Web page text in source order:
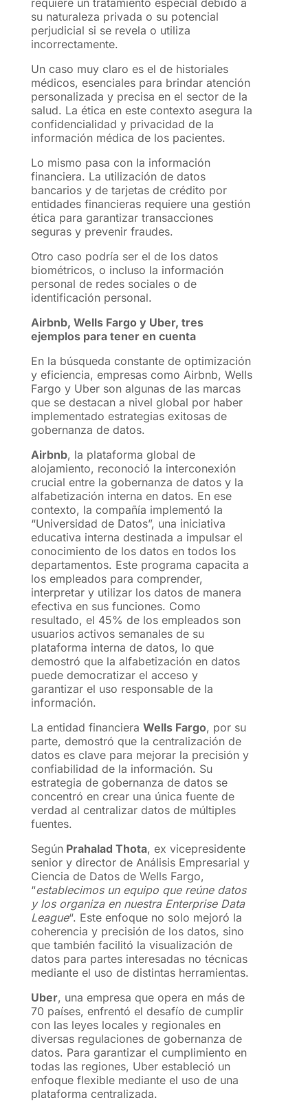
requiere un tratamiento especial debido a
su naturaleza privada o su potencial
perjudicial si se revela o utiliza
incorrectamente.
Un caso muy claro es el de historiales
médicos, esenciales para brindar atención
personalizada y precisa en el sector de la
salud. La ética en este contexto asegura la
confidencialidad y privacidad de la
información médica de los pacientes.
Lo mismo pasa con la información
financiera. La utilización de datos
bancarios y de tarjetas de crédito por
entidades financieras requiere una gestión
ética para garantizar transacciones
seguras y prevenir fraudes.
Otro caso podría ser el de los datos
biométricos, o incluso la información
personal de redes sociales o de
identificación personal.
Airbnb, Wells Fargo y Uber, tres
ejemplos para tener en cuenta
En la búsqueda constante de optimización
y eficiencia, empresas como Airbnb, Wells
Fargo y Uber son algunas de las marcas
que se destacan a nivel global por haber
implementado estrategias exitosas de
gobernanza de datos.
Airbnb, la plataforma global de
alojamiento, reconoció la interconexión
crucial entre la gobernanza de datos y la
alfabetización interna en datos. En ese
contexto, la compañía implementó la
“Universidad de Datos”, una iniciativa
educativa interna destinada a impulsar el
conocimiento de los datos en todos los
departamentos. Este programa capacita a
los empleados para comprender,
interpretar y utilizar los datos de manera
efectiva en sus funciones. Como
resultado, el 45% de los empleados son
usuarios activos semanales de su
plataforma interna de datos, lo que
demostró que la alfabetización en datos
puede democratizar el acceso y
garantizar el uso responsable de la
información.
La entidad financiera Wells Fargo, por su
parte, demostró que la centralización de
datos es clave para mejorar la precisión y
confiabilidad de la información. Su
estrategia de gobernanza de datos se
concentró en crear una única fuente de
verdad al centralizar datos de múltiples
fuentes.
SegúnPrahalad Thota, ex vicepresidente
senior y director de Análisis Empresarial y
Ciencia de Datos de Wells Fargo,
“establecimos un equipo que reúne datos
y los organiza en nuestra Enterprise Data
League“. Este enfoque no solo mejoró la
coherencia y precisión de los datos, sino
que también facilitó la visualización de
datos para partes interesadas no técnicas
mediante el uso de distintas herramientas.
Uber, una empresa que opera en más de
70 países, enfrentó el desafío de cumplir
con las leyes locales y regionales en
diversas regulaciones de gobernanza de
datos. Para garantizar el cumplimiento en
todas las regiones, Uber estableció un
enfoque flexible mediante el uso de una
plataforma centralizada.